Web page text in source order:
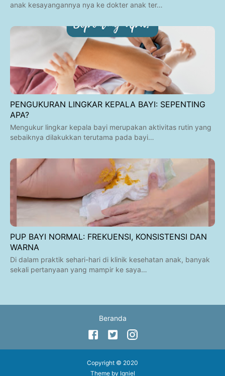
anak kesayangannya nya ke dokter anak ter…
PENGUKURAN LINGKAR KEPALA BAYI: SEPENTING
APA?
Mengukur lingkar kepala bayi merupakan aktivitas rutin yang
sebaiknya dilakukkan terutama pada bayi…
PUP BAYI NORMAL: FREKUENSI, KONSISTENSI DAN
WARNA
Di dalam praktik sehari-hari di klinik kesehatan anak, banyak
sekali pertanyaan yang mampir ke saya…
Beranda
Copyright © 2020
Theme by Igniel